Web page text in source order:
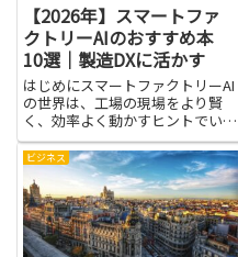
【2026年】スマートファ
クトリーAIのおすすめ本
10選｜製造DXに活かす
はじめにスマートファクトリーAI
の世界は、工場の現場をより賢
く、効率よく動かすヒントでいっ
ぱいです。この分野を学ぶと、デ
ータを使って作業の流れを見える
化し、ボトルネックを見つけやす
くなります。AIを取り入れた仕組
みは、作業負荷の分散や品質の...
ビジネス